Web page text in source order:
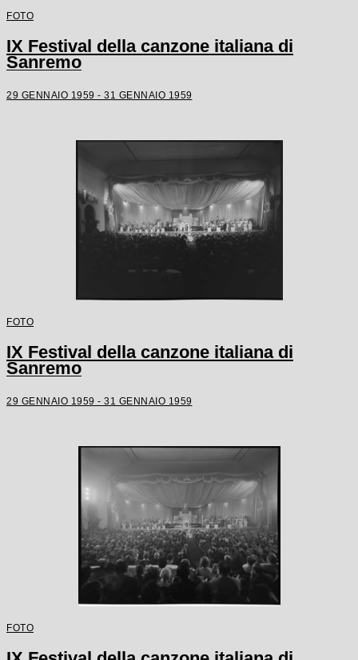
FOTO
IX Festival della canzone italiana di
Sanremo
29 GENNAIO 1959 - 31 GENNAIO 1959
FOTO
IX Festival della canzone italiana di
Sanremo
29 GENNAIO 1959 - 31 GENNAIO 1959
FOTO